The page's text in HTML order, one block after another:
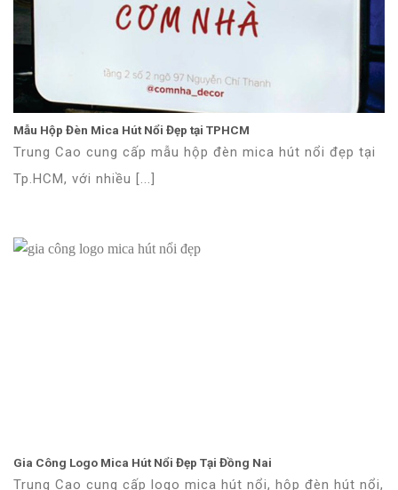
Mẫu Hộp Đèn Mica Hút Nổi Đẹp tại TPHCM
Trung Cao cung cấp mẫu hộp đèn mica hút nổi đẹp tại
Tp.HCM, với nhiều [...]
Gia Công Logo Mica Hút Nổi Đẹp Tại Đồng Nai
Trung Cao cung cấp logo mica hút nổi, hộp đèn hút nổi,